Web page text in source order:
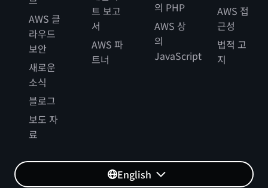
AWS 클
라우드
보안
새로운
소식
블로그
보도 자
료
트 보고
서
AWS 파
트너
의 PHP
AWS 상
의
JavaScript
AWS 접
근성
법적 고
지
English